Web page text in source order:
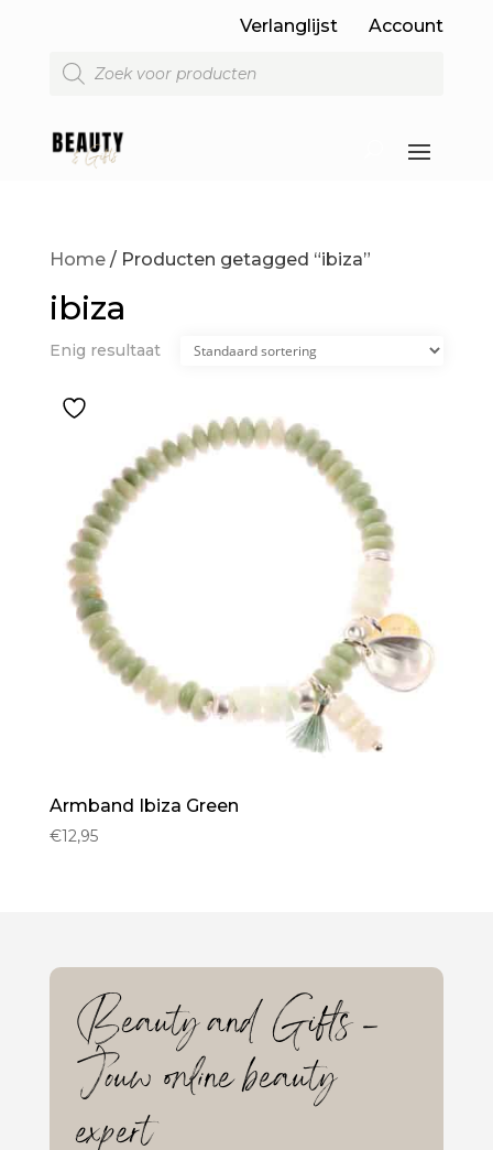
Verlanglijst
Account
Producten
zoeken
Home/ Producten getagged “ibiza”
ibiza
Enig resultaat
Armband Ibiza Green
€12,95
Beauty and Gifts –
Jouw online beauty
expert